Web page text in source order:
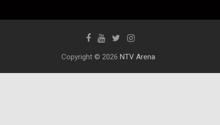
Copyright © 2026 NTV Arena